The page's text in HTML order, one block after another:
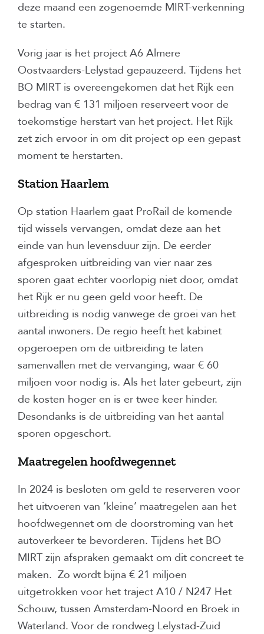
deze maand een zogenoemde MIRT-verkenning
te starten.
Vorig jaar is het project A6 Almere
Oostvaarders-Lelystad gepauzeerd. Tijdens het
BO MIRT is overeengekomen dat het Rijk een
bedrag van € 131 miljoen reserveert voor de
toekomstige herstart van het project. Het Rijk
zet zich ervoor in om dit project op een gepast
moment te herstarten.
Station Haarlem
Op station Haarlem gaat ProRail de komende
tijd wissels vervangen, omdat deze aan het
einde van hun levensduur zijn. De eerder
afgesproken uitbreiding van vier naar zes
sporen gaat echter voorlopig niet door, omdat
het Rijk er nu geen geld voor heeft. De
uitbreiding is nodig vanwege de groei van het
aantal inwoners. De regio heeft het kabinet
opgeroepen om de uitbreiding te laten
samenvallen met de vervanging, waar € 60
miljoen voor nodig is. Als het later gebeurt, zijn
de kosten hoger en is er twee keer hinder.
Desondanks is de uitbreiding van het aantal
sporen opgeschort.
Maatregelen hoofdwegennet
In 2024 is besloten om geld te reserveren voor
het uitvoeren van ‘kleine’ maatregelen aan het
hoofdwegennet om de doorstroming van het
autoverkeer te bevorderen. Tijdens het BO
MIRT zijn afspraken gemaakt om dit concreet te
maken. Zo wordt bijna € 21 miljoen
uitgetrokken voor het traject A10 / N247 Het
Schouw, tussen Amsterdam-Noord en Broek in
Waterland. Voor de rondweg Lelystad-Zuid